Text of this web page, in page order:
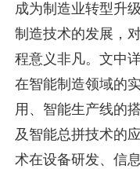
成为制造业转型升
制造技术的发展，
程意义非凡。文中
在智能制造领域的
用、智能生产线的
及智能总拼技术的
术在设备研发、信